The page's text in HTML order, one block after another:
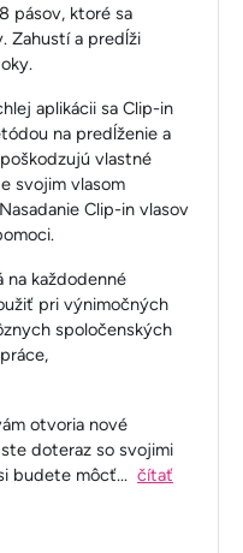
pásov, ktoré sa
Zahustí a predĺži
aplikácii sa Clip-in
na predĺženie a
vlastné
svojim vlasom
Clip-in vlasov
na každodenné
pri výnimočných
spoločenských
otvoria nové
doteraz so svojimi
budete môcť... čítať